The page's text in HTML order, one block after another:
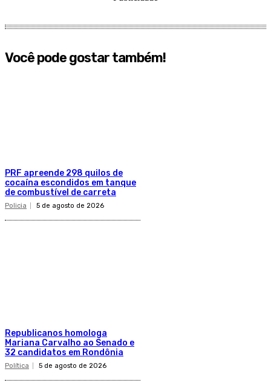
Você pode gostar também!
PRF apreende 298 quilos de
cocaína escondidos em tanque
de combustível de carreta
Policia 5 de agosto de 2026
Republicanos homologa
Mariana Carvalho ao Senado e
32 candidatos em Rondônia
Política 5 de agosto de 2026